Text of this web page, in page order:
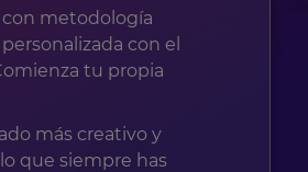
metodología
con el
tu propia
más creativo y
que siempre has